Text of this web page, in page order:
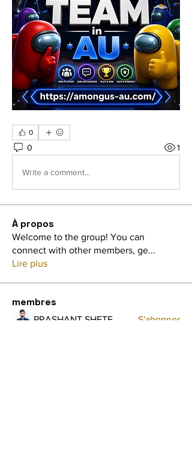
0
0 1
Write a comment...
À propos
Welcome to the group! You can
connect with other members, ge...
Lire plus
membres
PRASHANT SHETE S'abonner